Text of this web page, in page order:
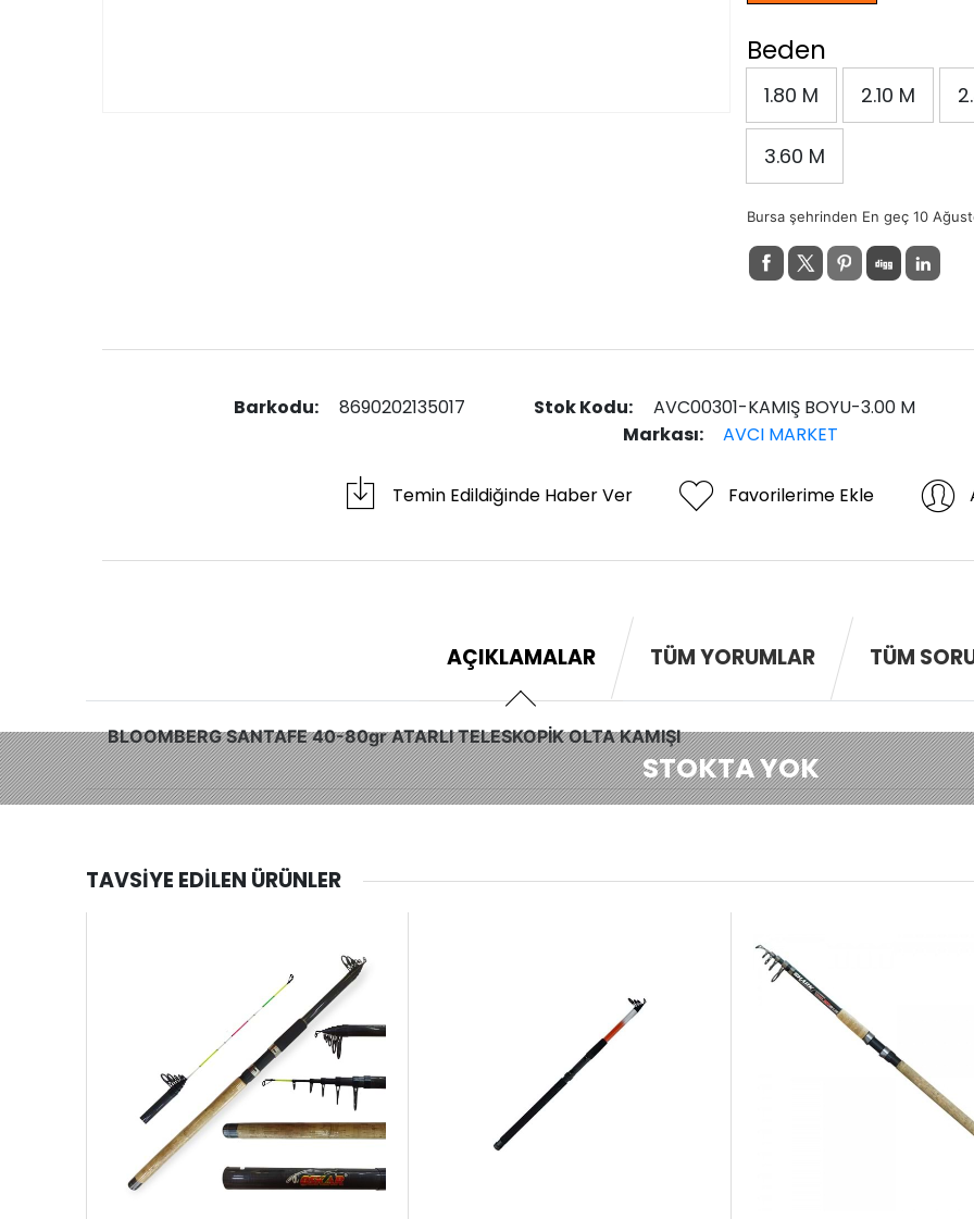
STOKTA YOK
Beden
1.80 M 2.10 M
3.60 M
Bursa şehrinden En geç 10
Barkodu: 8690202135017 Stok Kodu: AVC00301-KAMIŞ BOYU-3.00 M
Markası:
AVCI MARKET
Temin Edildiğinde Haber Ver Favorilerime Ekle
AÇIKLAMALAR TÜM YORUMLAR TÜM
BLOOMBERG SANTAFE 40-80gr ATARLI TELESKOPİK OLTA KAMIŞI
TAVSIYE EDILEN ÜRÜNLER